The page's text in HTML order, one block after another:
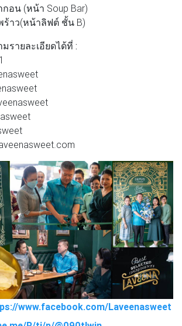
อน (หน้า Soup Bar)
ร้าว(หน้าลิฟต์ ชั้น B)
รายละเอียดได้ที่ :
www.facebook.com/Laveenasweet